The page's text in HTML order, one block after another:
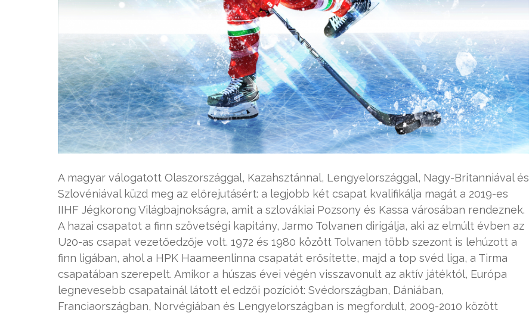
A magyar válogatott Olaszországgal, Kazahsztánnal, Lengyelországgal, Nagy-Britanniával és
Szlovéniával küzd meg az előrejutásért: a legjobb két csapat kvalifikálja magát a 2019-es
IIHF Jégkorong Világbajnokságra, amit a szlovákiai Pozsony és Kassa városában rendeznek.
A hazai csapatot a finn szövetségi kapitány, Jarmo Tolvanen dirigálja, aki az elmúlt évben az
U20-as csapat vezetőedzője volt. 1972 és 1980 között Tolvanen több szezont is lehúzott a
finn ligában, ahol a HPK Haameenlinna csapatát erősítette, majd a top svéd liga, a Tirma
csapatában szerepelt. Amikor a húszas évei végén visszavonult az aktív játéktól, Európa
legnevesebb csapatainál látott el edzői pozíciót: Svédországban, Dániában,
Franciaországban, Norvégiában és Lengyelországban is megfordult, 2009-2010 között